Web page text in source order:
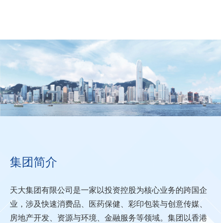
企业精神
使命
集团简介
天大集团有限公司是一家以投资控股为核心业务的跨国企
业，涉及快速消费品、医药保健、彩印包装与创意传媒、
房地产开发、资源与环境、金融服务等领域。集团以香港